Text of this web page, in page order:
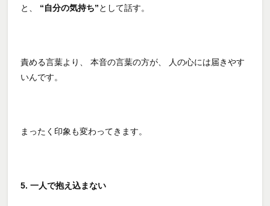
と、 “自分の気持ち”として話す。
責める言葉より、 本音の言葉の方が、 人の心には届きやす
いんです。
まったく印象も変わってきます。
5. 一人で抱え込まない